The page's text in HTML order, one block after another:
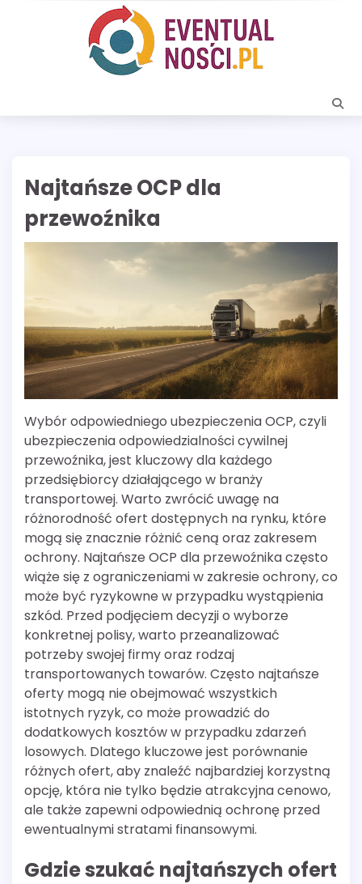
Najtańsze OCP dla
przewoźnika
Wybór odpowiedniego ubezpieczenia OCP, czyli
ubezpieczenia odpowiedzialności cywilnej
przewoźnika, jest kluczowy dla każdego
przedsiębiorcy działającego w branży
transportowej. Warto zwrócić uwagę na
różnorodność ofert dostępnych na rynku, które
mogą się znacznie różnić ceną oraz zakresem
ochrony. Najtańsze OCP dla przewoźnika często
wiąże się z ograniczeniami w zakresie ochrony, co
może być ryzykowne w przypadku wystąpienia
szkód. Przed podjęciem decyzji o wyborze
konkretnej polisy, warto przeanalizować
potrzeby swojej firmy oraz rodzaj
transportowanych towarów. Często najtańsze
oferty mogą nie obejmować wszystkich
istotnych ryzyk, co może prowadzić do
dodatkowych kosztów w przypadku zdarzeń
losowych. Dlatego kluczowe jest porównanie
różnych ofert, aby znaleźć najbardziej korzystną
opcję, która nie tylko będzie atrakcyjna cenowo,
ale także zapewni odpowiednią ochronę przed
ewentualnymi stratami finansowymi.
Gdzie szukać najtańszych ofert